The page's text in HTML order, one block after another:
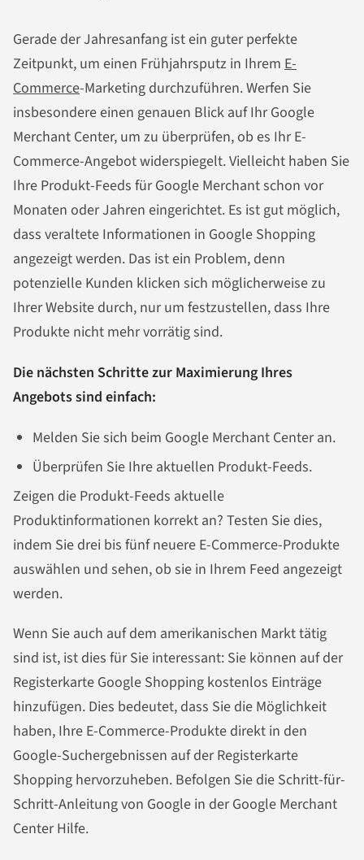
Gerade der Jahresanfang ist ein guter perfekte
Zeitpunkt, um einen Frühjahrsputz in Ihrem E-
Commerce-Marketing durchzuführen. Werfen Sie
insbesondere einen genauen Blick auf Ihr Google
Merchant Center, um zu überprüfen, ob es Ihr E-
Commerce-Angebot widerspiegelt. Vielleicht haben Sie
Ihre Produkt-Feeds für Google Merchant schon vor
Monaten oder Jahren eingerichtet. Es ist gut möglich,
dass veraltete Informationen in Google Shopping
angezeigt werden. Das ist ein Problem, denn
potenzielle Kunden klicken sich möglicherweise zu
Ihrer Website durch, nur um festzustellen, dass Ihre
Produkte nicht mehr vorrätig sind.
Die nächsten Schritte zur Maximierung Ihres
Angebots sind einfach:
Melden Sie sich beim Google Merchant Center an.
Überprüfen Sie Ihre aktuellen Produkt-Feeds.
Zeigen die Produkt-Feeds aktuelle
Produktinformationen korrekt an? Testen Sie dies,
indem Sie drei bis fünf neuere E-Commerce-Produkte
auswählen und sehen, ob sie in Ihrem Feed angezeigt
werden.
Wenn Sie auch auf dem amerikanischen Markt tätig
sind ist, ist dies für Sie interessant: Sie können auf der
Registerkarte Google Shopping kostenlos Einträge
hinzufügen. Dies bedeutet, dass Sie die Möglichkeit
haben, Ihre E-Commerce-Produkte direkt in den
Google-Suchergebnissen auf der Registerkarte
Shopping hervorzuheben. Befolgen Sie die Schritt-für-
Schritt-Anleitung von Google in der Google Merchant
Center Hilfe.